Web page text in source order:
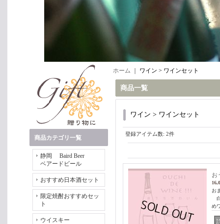
商品カテゴリ一覧
静岡 Baird Beer
ベアードビール
おすすめ日本酒セット
限定焼酎おすすめセッ
ト
ウイスキー
ホーム ワイン > ワインセット
商品一覧
ワイン > ワインセット
登録アイテム数: 2件
お
お
め